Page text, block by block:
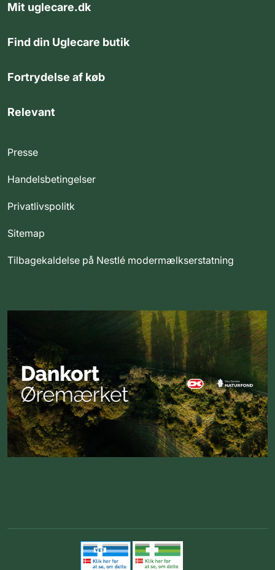
Mit uglecare.dk
Find din Uglecare butik
Fortrydelse af køb
Relevant
Presse
Handelsbetingelser
Privatlivspolitk
Sitemap
Tilbagekaldelse på Nestlé modermælkserstatning